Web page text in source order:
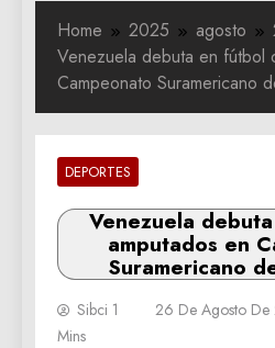
Home 2025 agosto
Venezuela debuta en fútbol
Campeonato Suramericano
DEPORTES
Venezuela
amputados en
Suramericano
Sibci 1 26 De Agosto
Mins